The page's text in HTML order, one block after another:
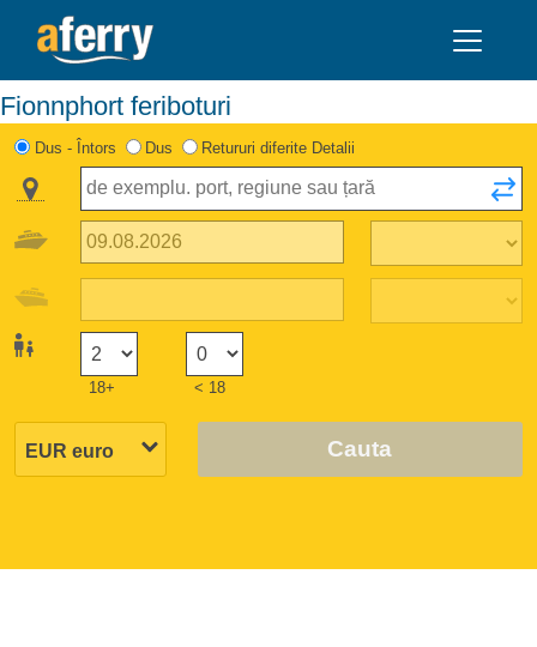
Fionnphort feriboturi
Dus - Întors Dus Retururi diferite Detalii
18+ < 18
Cauta